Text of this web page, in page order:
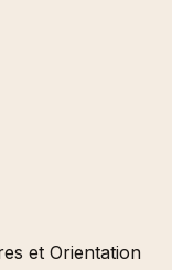
et Orientation